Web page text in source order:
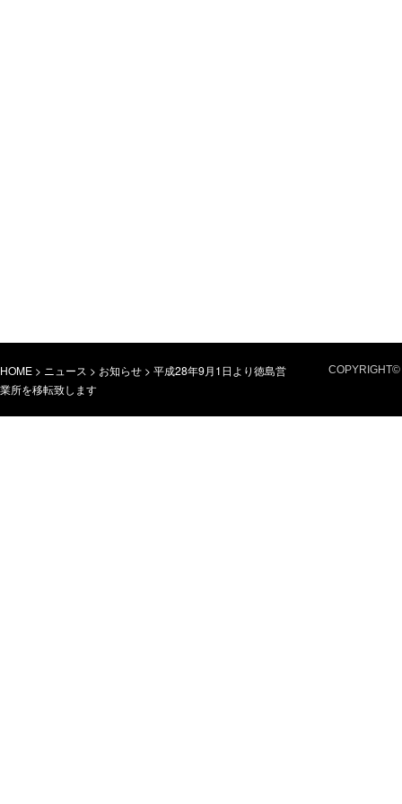
HOME > ニュース > お知らせ > 平成28年9月1日より徳島営
業所を移転致します